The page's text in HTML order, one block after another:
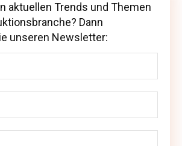
aktuellen Trends und Themen
Dann abonnieren
aktuellen Trends und Themen
Dann
unseren Newsletter: